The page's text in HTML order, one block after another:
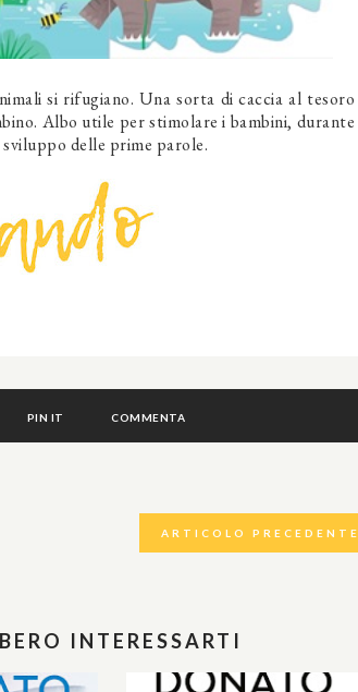
si rifugiano. Una sorta di caccia al tesoro
Albo utile per stimolare i bambini, durante
delle prime parole.
PIN IT COMMENTA
ARTICOLO PRECEDENTE
INTERESSARTI